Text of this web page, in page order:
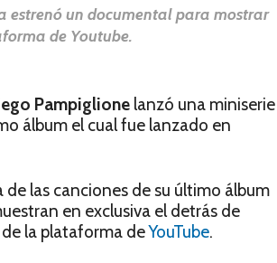
estrenó un documental para mostrar
de Youtube.
Pampiglione lanzó una miniserie
álbum el cual fue lanzado en
las canciones de su último álbum
en exclusiva el detrás de
de la plataforma deYouTube.